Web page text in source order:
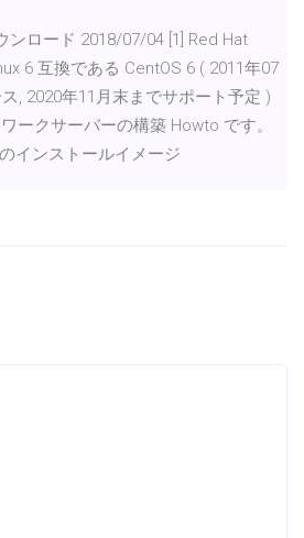
ンロード 2018/07/04 [1] Red Hat
6 互換である CentOS 6 ( 2011年07
, 2020年11月末までサポート予定 )
ークサーバーの構築 Howto です。
インストールイメージ